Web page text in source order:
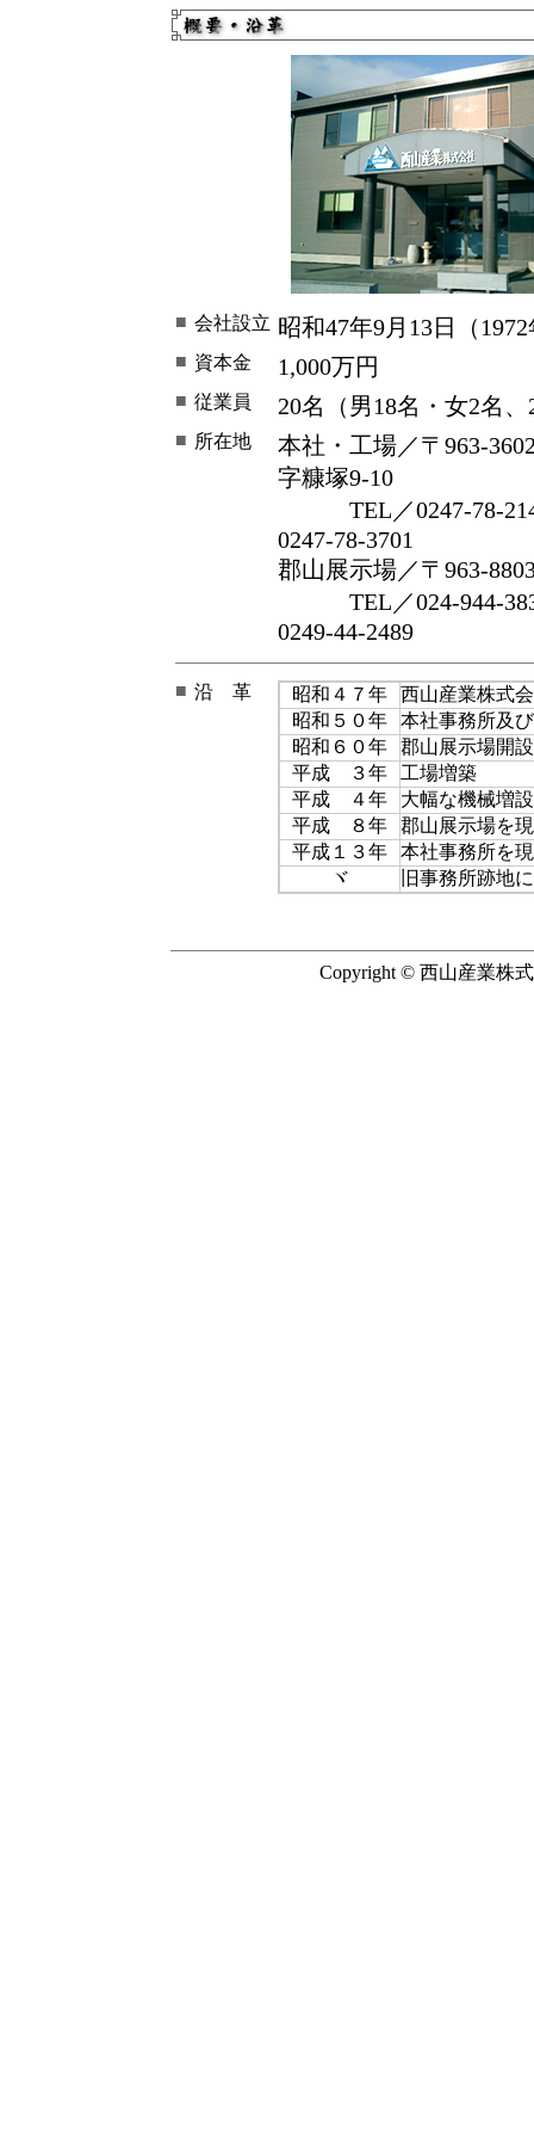
■ 会社設立 昭和47年9月13日（
■ 資本金 1,000万円
■ 従業員 20名（男18名・女2名
■ 所在地
本社・工場／〒963-
字糠塚9-10
TEL／0247-78-
0247-78-3701
郡山展示場／〒963-
TEL／024-944-
0249-44-2489
■ 沿 革 昭和４７年
西山産業株式
昭和５０年
本社事務所及
昭和６０年
郡山展示場開設
平成 ３年
工場増築
平成 ４年
大幅な機械増
平成 ８年
郡山展示場を
平成１３年
本社事務所を
ヾ
旧事務所跡地
Copyright © 西山産業株